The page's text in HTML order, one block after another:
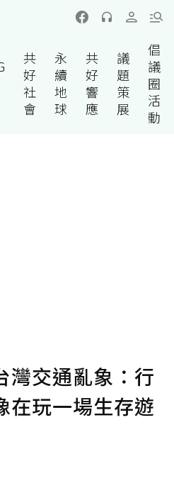
共
好
社
會
永
續
地
球
共
好
響
應
議
題
策
展
倡
議
圈
活
動
灣交通亂象：行
在玩一場生存遊